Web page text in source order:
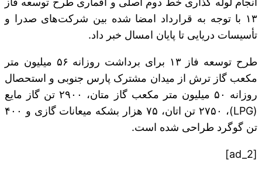
۱۳ با توجه به قرارداد امضا شده بین شرکت‌های صدرا و
تأسیسات دریایی تا پایان امسال خبر داد.
طرح توسعه فاز ۱۳ برای برداشت روزانه ۵۶ میلیون متر
مکعب گاز ترش از میدان مشترک پارس جنوبی و استحصال
روزانه ۵۰ میلیون متر مکعب گاز متان، ۲۹۰۰ تن گاز مایع
(LPG)، ۲۷۵۰ تن اتان، ۷۵ هزار بشکه میعانات گازی و ۴۰۰
تن گوگرد طراحی شده است.
[ad_2]